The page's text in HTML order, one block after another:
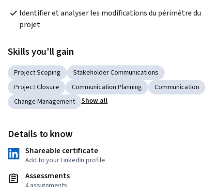
Identifier et analyser les modifications du périmètre du
projet
Skills you'll gain
Project Scoping
Stakeholder Communications
Project Closure
Communication Planning
Communication
Change Management
Show all
Details to know
Shareable certificate
Add to your LinkedIn profile
Assessments